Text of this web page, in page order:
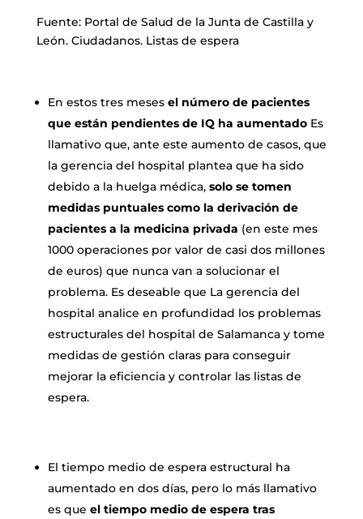
Fuente: Portal de Salud de la Junta de Castilla y
León. Ciudadanos. Listas de espera
En estos tres meses el número de pacientes
que están pendientes de IQ ha aumentadoEs
llamativo que, ante este aumento de casos, que
la gerencia del hospital plantea que ha sido
debido a la huelga médica, solo se tomen
medidas puntuales como la derivación de
pacientes a la medicina privada (en este mes
1000 operaciones por valor de casi dos millones
de euros) que nunca van a solucionar el
problema. Es deseable que La gerencia del
hospital analice en profundidad los problemas
estructurales del hospital de Salamanca y tome
medidas de gestión claras para conseguir
mejorar la eficiencia y controlar las listas de
espera.
El tiempo medio de espera estructural ha
aumentado en dos días, pero lo más llamativo
es que el tiempo medio de espera tras